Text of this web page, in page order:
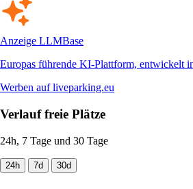
Anzeige LLMBase
Europas führende KI-Plattform, entwickelt
Werben auf liveparking.eu
Verlauf freie Plätze
24h, 7 Tage und 30 Tage
24h 7d 30d